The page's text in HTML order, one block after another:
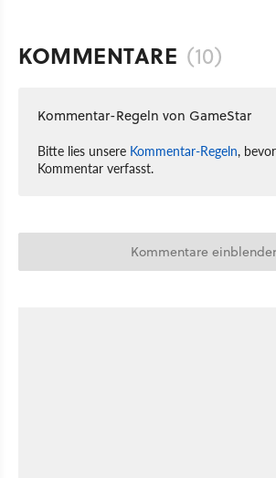
KOMMENTARE (10)
Kommentar-Regeln von GameStar
Bitte lies unsere Kommentar-Regeln,
Kommentar verfasst.
Kommentare